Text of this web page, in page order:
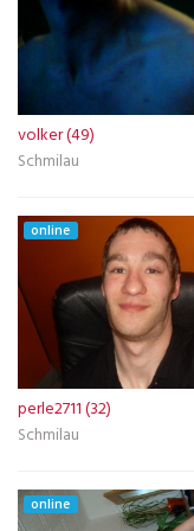
volker (49)
Schmilau
online
perle2711 (32)
Schmilau
online